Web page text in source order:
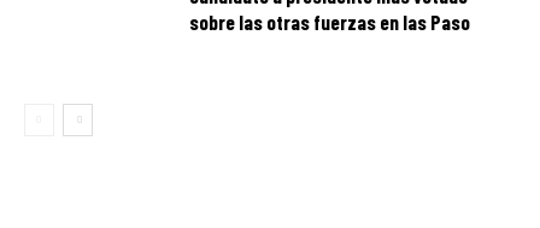
sobre las otras fuerzas en las Paso